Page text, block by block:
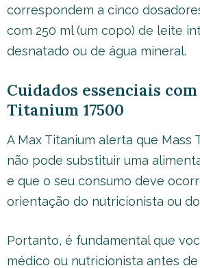
correspondem a cinco
com 250 ml (um copo) de leite
desnatado ou de água mineral.
Cuidados essenciais com
Titanium 17500
A Max Titanium alerta que Mass
não pode substituir uma
e que o seu consumo deve
orientação do nutricionista ou
Portanto, é fundamental que
médico ou nutricionista antes